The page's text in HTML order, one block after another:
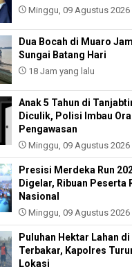
Minggu, 09 Agustus 2026
Dua Bocah di Muaro
Sungai Batang Hari
18 Jam yang lalu
Anak 5 Tahun di
Diculik, Polisi Imbau
Pengawasan
Minggu, 09 Agustus 2026
Presisi Merdeka Run
Digelar, Ribuan Peserta
Nasional
Minggu, 09 Agustus 2026
Puluhan Hektar Lahan
Terbakar, Kapolres
Lokasi